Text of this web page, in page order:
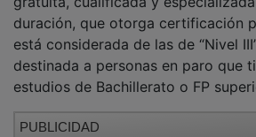
duración, que otorga certificación
está considerada de las de “Nivel
destinada a personas en paro que
estudios de Bachillerato o FP